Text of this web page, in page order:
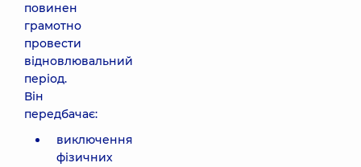
повинен
грамотно
провести
відновлювальний
період.
Він
передбачає:
виключення
фізичних